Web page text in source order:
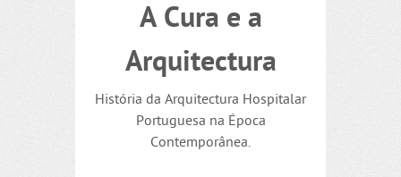
A Cura e a
Arquitectura
História da Arquitectura Hospitalar
Portuguesa na Época
Contemporânea.